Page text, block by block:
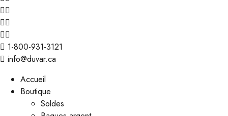
1-800-931-3121
info@duvar.ca
Accueil
Boutique
Soldes